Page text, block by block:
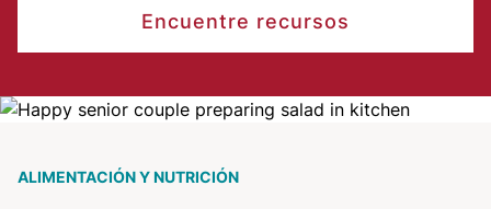
Encuentre recursos
ALIMENTACIÓN Y NUTRICIÓN
Image